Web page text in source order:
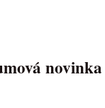
novinka